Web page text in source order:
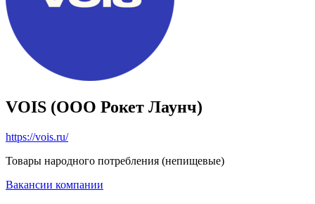
VOIS (ООО Рокет Лаунч)
https://vois.ru/
Товары народного потребления (непищевые)
Вакансии компании